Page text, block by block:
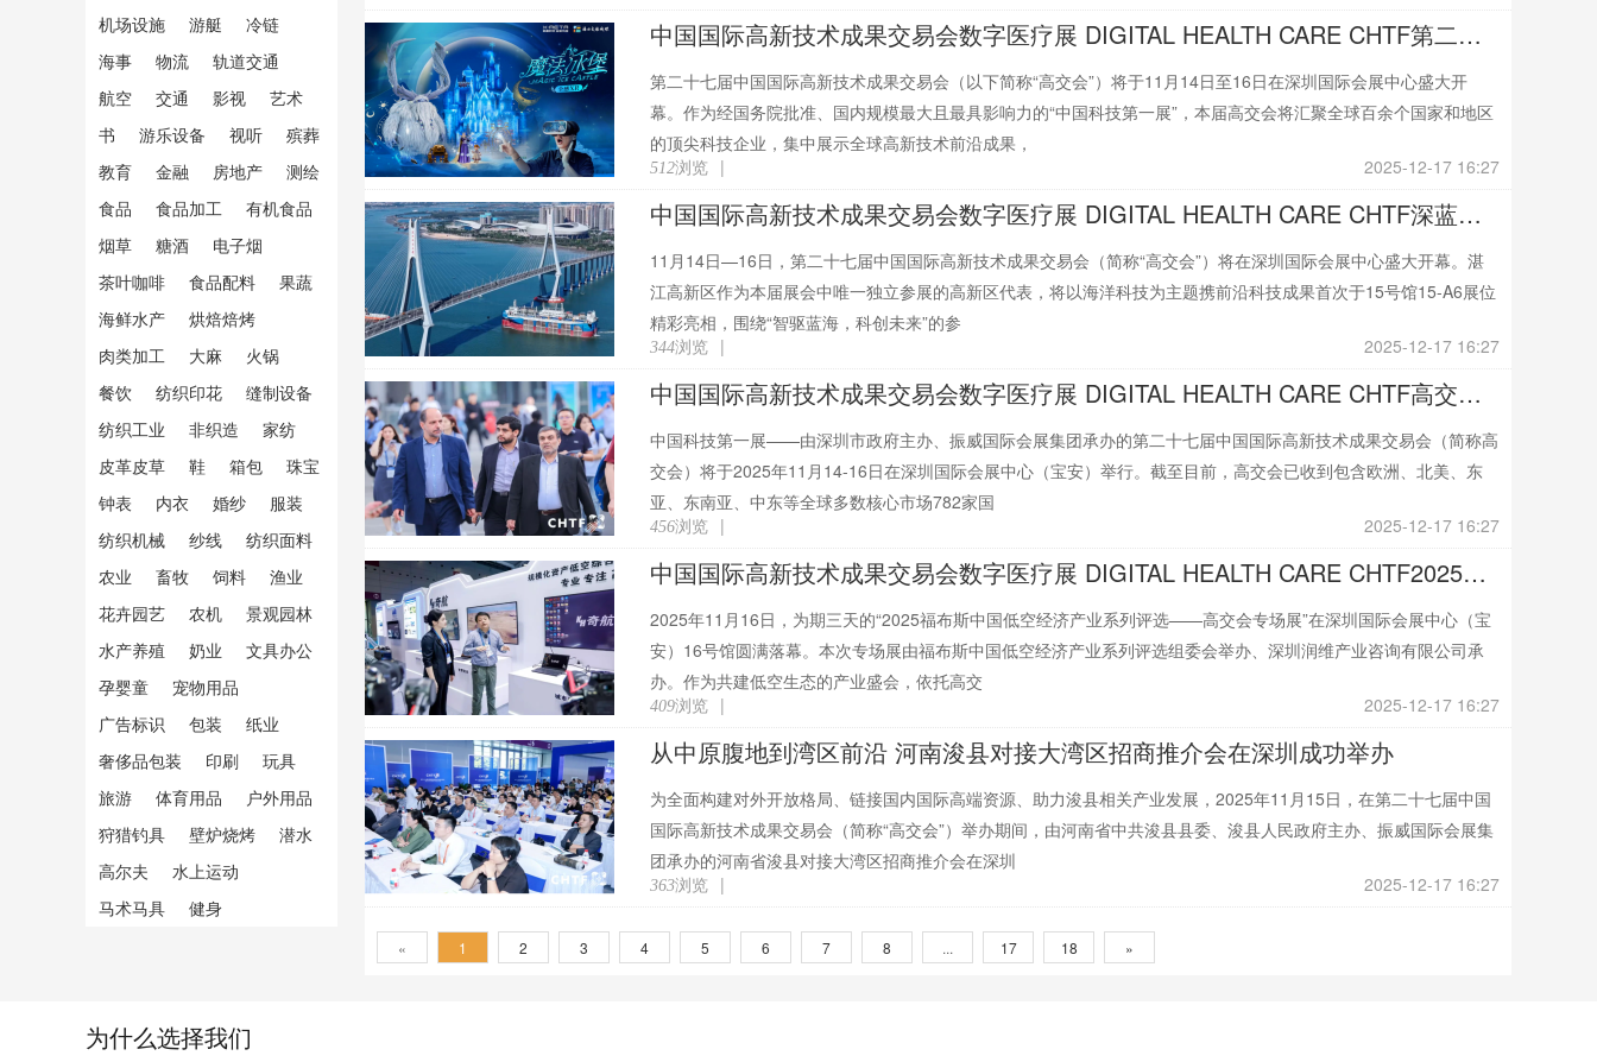
机场设施
游艇
冷链
海事
物流
轨道交通
航空
交通 影视
艺术
书
游乐设备 视听
殡葬
教育
金融 房地产
测绘
食品
食品加工
有机食品
烟草
糖酒
电子烟
茶叶咖啡
食品配料
果蔬
海鲜水产
烘焙焙烤
肉类加工
大麻
火锅
餐饮
纺织印花
缝制设备
纺织工业
非织造
家纺
皮革皮草
鞋 箱包
珠宝
钟表
内衣 婚纱
服装
纺织机械
纱线
纺织面料
农业
畜牧 饲料
渔业
花卉园艺
农机
景观园林
水产养殖
奶业
文具办公
孕婴童
宠物用品
广告标识
包装
纸业
奢侈品包装
印刷
玩具
旅游
体育用品
户外用品
狩猎钓具
壁炉烧烤
潜水
高尔夫
水上运动
马术马具
健身
中国国际高新技术成果交易会数字医疗展 DIGITAL HEALTH CARE CHTF第二十七届高交会即将启幕 X-META机遇时空携《魔法冰堡》全球首发引领XR科技新风潮
第二十七届中国国际高新技术成果交易会（以下简称“高交会”）将于11月14日至16日在深圳国际会展中心盛大开
幕。作为经国务院批准、国内规模最大且最具影响力的“中国科技第一展”，本届高交会将汇聚全球百余个国家和地区
的顶尖科技企业，集中展示全球高新技术前沿成果，
512浏览 | 2025-12-17 16:27
中国国际高新技术成果交易会数字医疗展 DIGITAL HEALTH CARE CHTF深蓝筑梦，扬帆科创新纪元！湛江高新区即将亮相高交会，邀您共赴“蓝海之约”
11月14日—16日，第二十七届中国国际高新技术成果交易会（简称“高交会”）将在深圳国际会展中心盛大开幕。湛
江高新区作为本届展会中唯一独立参展的高新区代表，将以海洋科技为主题携前沿科技成果首次于15号馆15-A6展位
精彩亮相，围绕“智驱蓝海，科创未来”的参
344浏览 | 2025-12-17 16:27
中国国际高新技术成果交易会数字医疗展 DIGITAL HEALTH CARE CHTF高交会国际采购新能源产业专场 精准链接“中国智造”进军海外市场
中国科技第一展——由深圳市政府主办、振威国际会展集团承办的第二十七届中国国际高新技术成果交易会（简称高
交会）将于2025年11月14-16日在深圳国际会展中心（宝安）举行。截至目前，高交会已收到包含欧洲、北美、东
亚、东南亚、中东等全球多数核心市场782家国
456浏览 | 2025-12-17 16:27
中国国际高新技术成果交易会数字医疗展 DIGITAL HEALTH CARE CHTF2025福布斯低空经济产业系列评选——高交会专场展圆满收官聚合产业力量、共创低空生态
2025年11月16日，为期三天的“2025福布斯中国低空经济产业系列评选——高交会专场展”在深圳国际会展中心（宝
安）16号馆圆满落幕。本次专场展由福布斯中国低空经济产业系列评选组委会举办、深圳润维产业咨询有限公司承
办。作为共建低空生态的产业盛会，依托高交
409浏览 | 2025-12-17 16:27
从中原腹地到湾区前沿 河南浚县对接大湾区招商推介会在深圳成功举办
为全面构建对外开放格局、链接国内国际高端资源、助力浚县相关产业发展，2025年11月15日，在第二十七届中国
国际高新技术成果交易会（简称“高交会”）举办期间，由河南省中共浚县县委、浚县人民政府主办、振威国际会展集
团承办的河南省浚县对接大湾区招商推介会在深圳
363浏览 | 2025-12-17 16:27
« 1 2 3 4 5 6 7 8 ... 17 18 »
为什么选择我们